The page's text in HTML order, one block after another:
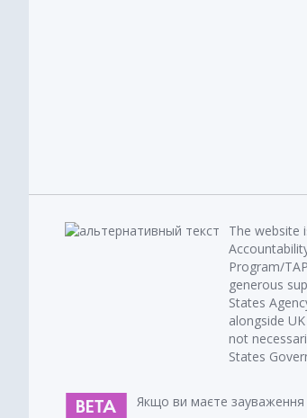
The website
Program/
generous
States
alongside
not
States
Якщо ви маєте зауваження